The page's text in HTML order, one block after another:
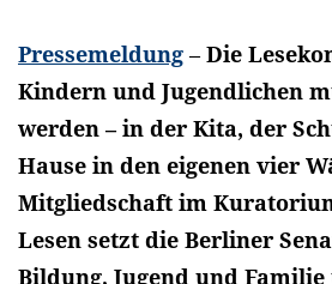
Pressemeldung –Die
Kindern und Jugendlichen
werden – in der Kita, der
Hause in den eigenen vier
Mitgliedschaft im
Lesen setzt die Berliner
Bildung, Jugend und Familie